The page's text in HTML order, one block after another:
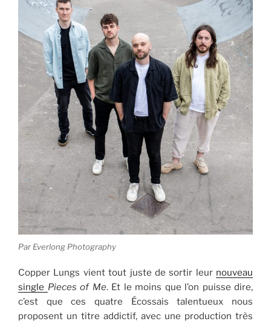
Par Everlong Photography
Copper Lungs vient tout juste de sortir leur nouveau
single Pieces of Me. Et le moins que l’on puisse dire,
c’est que ces quatre Écossais talentueux nous
proposent un titre addictif, avec une production très